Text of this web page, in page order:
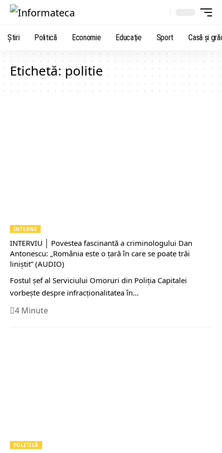
Știri Politică Economie Educaţie Sport Casă şi
Etichetă:politie
INTERNE
INTERVIU │ Povestea fascinantă a criminologului Dan
Antonescu: „România este o țară în care se poate trăi
liniștit” (AUDIO)
Fostul șef al Serviciului Omoruri din Poliția Capitalei
vorbește despre infracționalitatea în…
4 Minute
POLITICĂ